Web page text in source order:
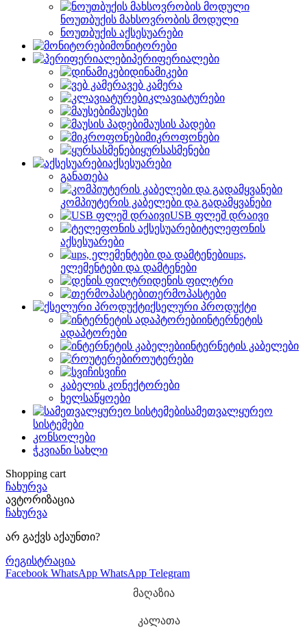
ნოუთბუქის მახსოვრობის მოდული
ნოუთბუქის აქსესუარები
მონიტორები
პერიფერიალები
დინამიკები
ვებ კამერა
კლავიატურები
მაუსები
მაუსის პადები
მიკროფონები
ყურსასმენები
აქსესუარები
განათება
კომპიუტერის კაბელები და გადამყვანები
USB ფლეშ დრაივი
ტელეფონის
აქსესუარები
ups,
ელემენტები და დამტენები
დენის ფილტრი
თერმოპასტები
ქსელური პროდუქტი
ინტერნეტის
ადაპტორები
ინტერნეტის კაბელები
როუტერები
სვიჩი
კაბელის კონექტორები
ხელსაწყოები
სამეთვალყურეო
სისტემები
კონსოლები
ჭკვიანი სახლი
Shopping cart
ჩახურვა
ავტორიზაცია
ჩახურვა
არ გაქვს აქაუნთი?
რეგისტრაცია
Facebook WhatsApp WhatsApp Telegram
მაღაზია
კალათა